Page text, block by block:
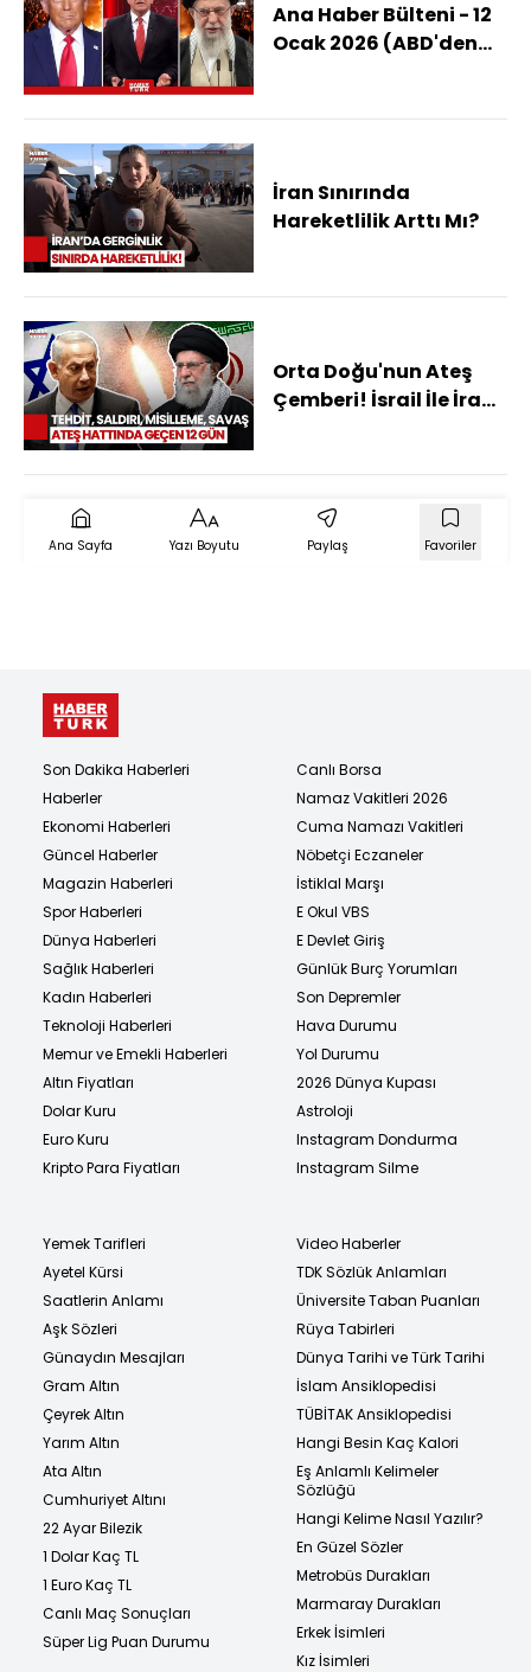
Ana Haber Bülteni - 12
Ocak 2026 (ABD'den
İran Sınırında
Hareketlilik Arttı Mı?
Orta Doğu'nun Ateş
Çemberi! İsrail İle İran
Ana Sayfa Yazı Boyutu Paylaş Favoriler
Son Dakika Haberleri
Haberler
Ekonomi Haberleri
Güncel Haberler
Magazin Haberleri
Spor Haberleri
Dünya Haberleri
Sağlık Haberleri
Kadın Haberleri
Teknoloji Haberleri
Memur ve Emekli Haberleri
Altın Fiyatları
Dolar Kuru
Euro Kuru
Kripto Para Fiyatları
Canlı Borsa
Namaz Vakitleri 2026
Cuma Namazı Vakitleri
Nöbetçi Eczaneler
İstiklal Marşı
E Okul VBS
E Devlet Giriş
Günlük Burç Yorumları
Son Depremler
Hava Durumu
Yol Durumu
2026 Dünya Kupası
Astroloji
Instagram Dondurma
Instagram Silme
Yemek Tarifleri
Ayetel Kürsi
Saatlerin Anlamı
Aşk Sözleri
Günaydın Mesajları
Gram Altın
Çeyrek Altın
Yarım Altın
Ata Altın
Cumhuriyet Altını
22 Ayar Bilezik
1 Dolar Kaç TL
1 Euro Kaç TL
Canlı Maç Sonuçları
Süper Lig Puan Durumu
Video Haberler
TDK Sözlük Anlamları
Üniversite Taban Puanları
Rüya Tabirleri
Dünya Tarihi ve Türk Tarihi
İslam Ansiklopedisi
TÜBİTAK Ansiklopedisi
Hangi Besin Kaç Kalori
Eş Anlamlı Kelimeler
Sözlüğü
Hangi Kelime Nasıl Yazılır?
En Güzel Sözler
Metrobüs Durakları
Marmaray Durakları
Erkek İsimleri
Kız İsimleri